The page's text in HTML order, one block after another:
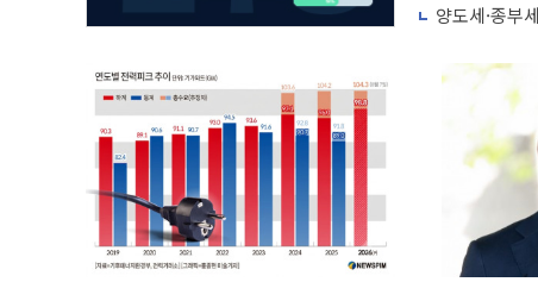
양도세·종부